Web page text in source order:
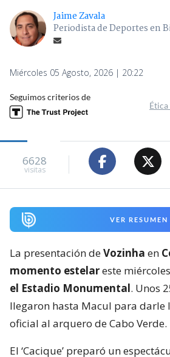
Jaime Zavala
Periodista de Deportes en
Miércoles 05 Agosto, 2026 | 20:22
Seguimos criterios de
Ética
6628
visitas
VER RESUMEN
La presentación deVozinha en
momento estelareste
el Estadio Monumental. Unos
llegaron hasta Macul para darle
oficial al arquero de Cabo Verde.
El ‘Cacique’ preparó un